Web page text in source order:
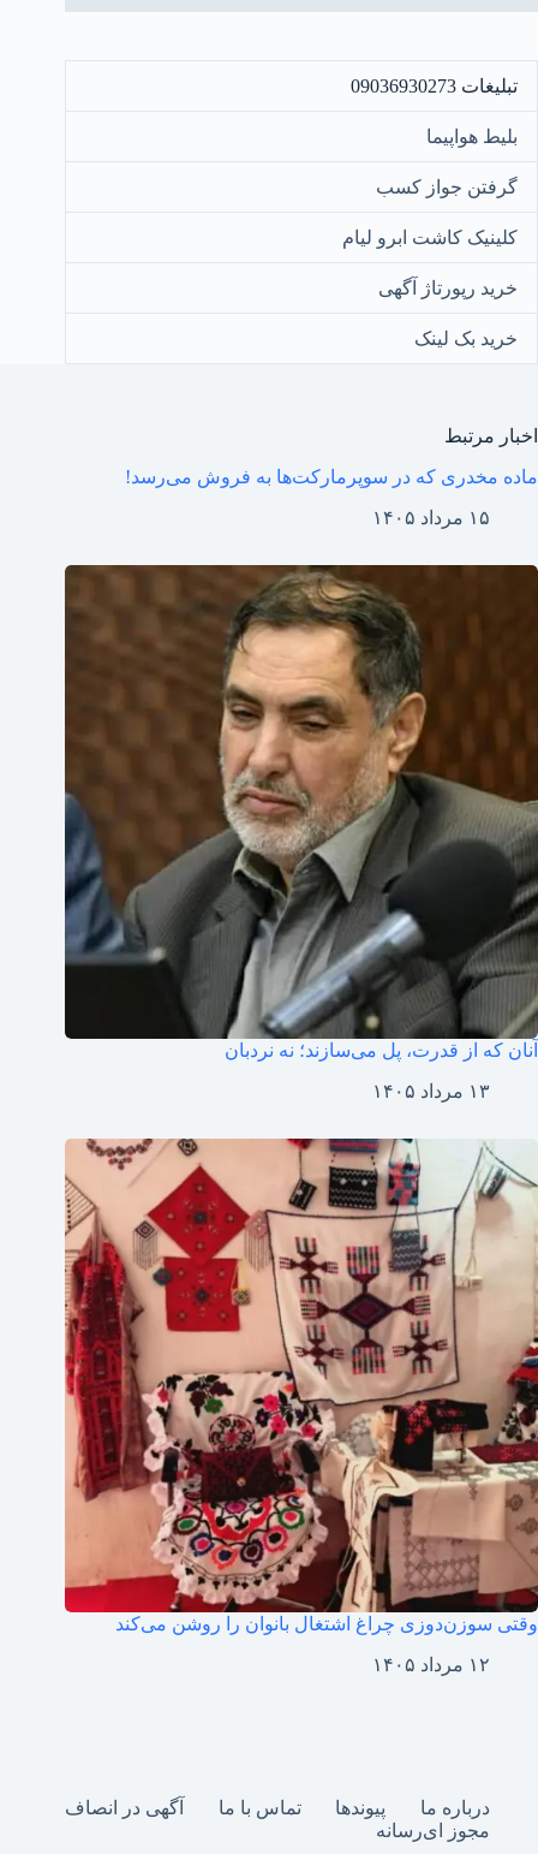
تبلیغات 09036930273
بلیط هواپیما
گرفتن جواز کسب
کلینیک کاشت ابرو لیام
خرید رپورتاژ آگهی
خرید بک لینک
اخبار مرتبط
ماده مخدری که در سوپرمارکت‌ها به فروش می‌رسد!
۱۵ مرداد ۱۴۰۵
آنان که از قدرت، پل می‌سازند؛ نه نردبان
۱۳ مرداد ۱۴۰۵
وقتی سوزن‌دوزی چراغ اشتغال بانوان را روشن می‌کند
۱۲ مرداد ۱۴۰۵
درباره ما پیوندها تماس با ما
آگهی در انصاف
مجوز ای‌رسانه